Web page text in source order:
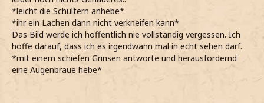
*leicht die Schultern anhebe*
*ihr ein Lachen dann nicht verkneifen kann*
Das Bild werde ich hoffentlich nie vollständig vergessen. Ich
hoffe darauf, dass ich es irgendwann mal in echt sehen darf.
*mit einem schiefen Grinsen antworte und herausfordernd
eine Augenbraue hebe*